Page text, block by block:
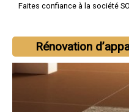
Faites confiance à la société
Rénovation